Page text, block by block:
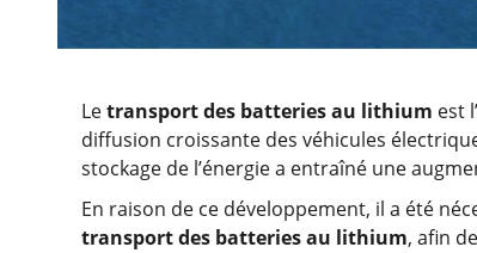
Letransport des batteries au lithium est
diffusion croissante des véhicules
stockage de l’énergie a entraîné une
En raison de ce développement, il a été
transport des batteries au lithium, afin